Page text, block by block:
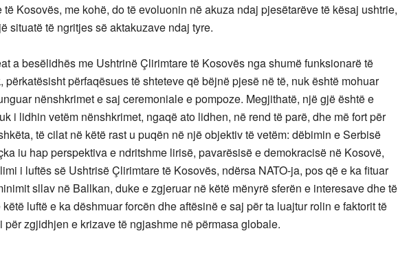
Kosovës, me kohë, do të evoluonin në akuza ndaj pjesëtarëve të kësaj ushtrie,
situatë të ngritjes së aktakuzave ndaj tyre.
a besëlidhës me Ushtrinë Çlirimtare të Kosovës nga shumë funksionarë të
përkatësisht përfaqësues të shteteve që bëjnë pjesë në të, nuk është mohuar
nënshkrimet e saj ceremoniale e pompoze. Megjithatë, një gjë është e
i lidhin vetëm nënshkrimet, ngaqë ato lidhen, në rend të parë, dhe më fort për
të cilat në këtë rast u puqën në një objektiv të vetëm: dëbimin e Serbisë
iu hap perspektiva e ndritshme lirisë, pavarësisë e demokracisë në Kosovë,
i luftës së Ushtrisë Çlirimtare të Kosovës, ndërsa NATO-ja, pos që e ka fituar
sllav në Ballkan, duke e zgjeruar në këtë mënyrë sferën e interesave dhe të
luftë e ka dëshmuar forcën dhe aftësinë e saj për ta luajtur rolin e faktorit të
për zgjidhjen e krizave të ngjashme në përmasa globale.